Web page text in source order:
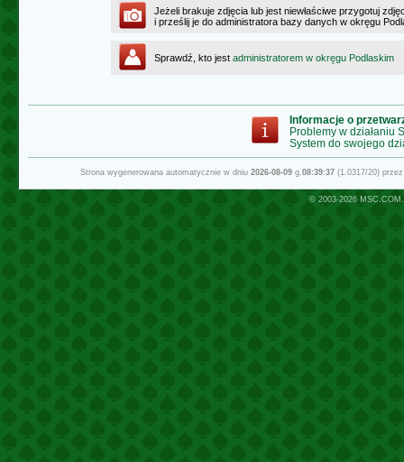
Jeżeli brakuje zdjęcia lub jest niewłaściwe przygotuj
i prześlij je do administratora bazy danych w okręgu
Sprawdź, kto jest administratorem w okręgu Podlaskim
Informacje o
Problemy w działaniu
System do swojego
Strona wygenerowana automatycznie w dniu 2026-08-09g.08:39:37(1.0317/20)
© 2003-2026